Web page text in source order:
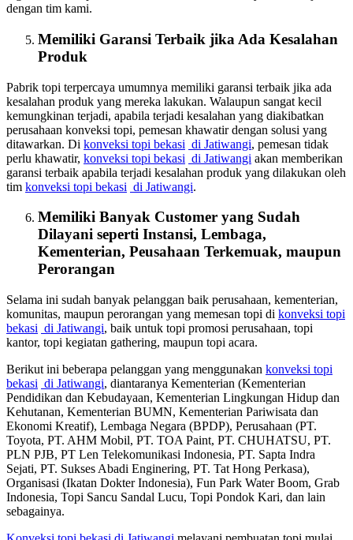
dengan tim kami.
Memiliki Garansi Terbaik jika Ada Kesalahan
Produk
Pabrik topi terpercaya umumnya memiliki garansi terbaik jika ada
kesalahan produk yang mereka lakukan. Walaupun sangat kecil
kemungkinan terjadi, apabila terjadi kesalahan yang diakibatkan
perusahaan konveksi topi, pemesan khawatir dengan solusi yang
ditawarkan. Di konveksi topi bekasi di Jatiwangi, pemesan tidak
perlu khawatir, konveksi topi bekasi di Jatiwangi akan memberikan
garansi terbaik apabila terjadi kesalahan produk yang dilakukan oleh
tim konveksi topi bekasi di Jatiwangi.
Memiliki Banyak Customer yang Sudah
Dilayani seperti Instansi, Lembaga,
Kementerian, Peusahaan Terkemuak, maupun
Perorangan
Selama ini sudah banyak pelanggan baik perusahaan, kementerian,
komunitas, maupun perorangan yang memesan topi di konveksi topi
bekasi di Jatiwangi, baik untuk topi promosi perusahaan, topi
kantor, topi kegiatan gathering, maupun topi acara.
Berikut ini beberapa pelanggan yang menggunakan konveksi topi
bekasi di Jatiwangi, diantaranya Kementerian (Kementerian
Pendidikan dan Kebudayaan, Kementerian Lingkungan Hidup dan
Kehutanan, Kementerian BUMN, Kementerian Pariwisata dan
Ekonomi Kreatif), Lembaga Negara (BPDP), Perusahaan (PT.
Toyota, PT. AHM Mobil, PT. TOA Paint, PT. CHUHATSU, PT.
PLN PJB, PT Len Telekomunikasi Indonesia, PT. Sapta Indra
Sejati, PT. Sukses Abadi Enginering, PT. Tat Hong Perkasa),
Organisasi (Ikatan Dokter Indonesia), Fun Park Water Boom, Grab
Indonesia, Topi Sancu Sandal Lucu, Topi Pondok Kari, dan lain
sebagainya.